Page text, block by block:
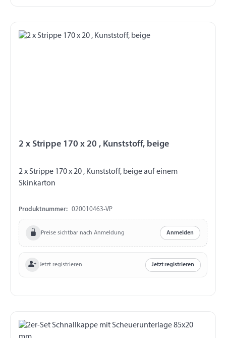
2 x Strippe 170 x 20 , Kunststoff, beige
2 x Strippe 170 x 20 , Kunststoff, beige auf einem
Skinkarton
Produktnummer: 020010463-VP
Preise sichtbar nach Anmeldung Anmelden
Jetzt registrieren Jetzt registrieren